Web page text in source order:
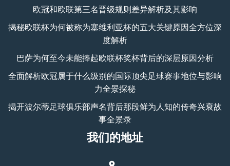
欧冠和欧联第三名晋级规则差异解析及其影响
揭秘欧联杯为何被称为塞维利亚杯的五大关键原因全方位深
度解析
巴萨为何至今未能捧起欧联杯奖杯背后的深层原因分析
全面解析欧冠属于什么级别的国际顶尖足球赛事地位与影响
力全景探秘
揭开波尔蒂足球俱乐部声名背后那段鲜为人知的传奇兴衰故
事全景录
我们的地址